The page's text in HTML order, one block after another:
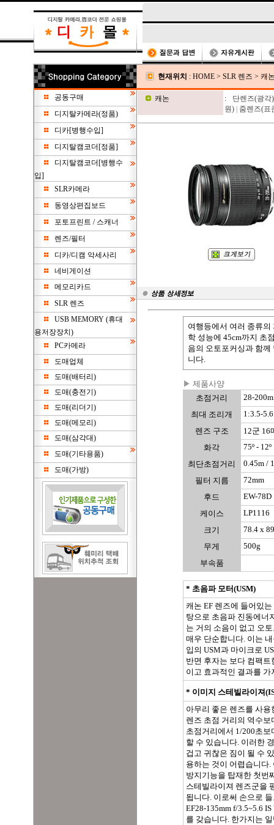
공동구매
디지탈카메라(정품)
디카[병행수입]
디지탈캠코더[정품]
디지탈캠코더[병행수
입]
SLR카메라
동영상편집보드
포토프린트 / 스캐너
렌즈/필터
디카/디캠 악세사리
네비게이션
메모리카드
SLR 렌즈
USB MEMORY (휴대
용저장장치)
PC카메라
도매업체
도매(배터리)
도매(충전기)
도매(리더기)
도매(메모리)
도매(삼각대)
도매(기타용품)
도매(가방)
현재위치 : HOME > SLR 렌즈 > 캐
캐논 :
단렌즈(광각)
원)
줌렌즈(표
여행등에서 여러 종류
학 성능에 45cm까지 초
음의 오토포커싱과 함
니다.
▶ 제품사양
초점거리
28-
최대 조리개
1:3.5-5.6
렌즈 구조
12군 16
화각
75º - 12º
최단초점거리
0.45m /
필터 지름
72mm
후드
EW-78D
케이스
LP1116
크기
78.4 x
무게
500g
부속품
* 초음파 모터(USM)
캐논 EF 렌즈에 들어있
탕으로 초음파 진동에너
는 거의 소음이 없고 오
매우 단순합니다. 이는
입의 USM과 마이크로
반면 후자는 보다 컴팩
이고 효과적인 결과를 가
* 이미지 스테빌라이져
아무리 좋은 렌즈를 사
렌즈 초점 거리의 역수
초점거리에서 1/200초
할 수 있습니다. 이러한
겁고 귀찮은 짐이 될 수
용하는 것이 어렵습니다
방지기능을 탑재한 첫번
스테빌라이져 렌즈군을
됩니다. 이로써 손으로
EF28-135mm f/3.5~5.6
를 갖습니다. 한가지는